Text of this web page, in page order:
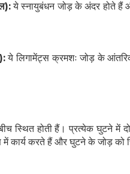
ये स्नायुबंधन जोड़ के अंदर होते हैं
ये लिगामेंट्स क्रमशः जोड़ के
स्थित होती हैं। प्रत्येक घुटने में
कार्य करते हैं और घुटने के जोड़ को